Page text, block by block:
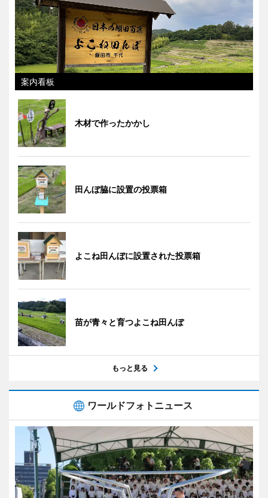
案内看板
木材で作ったかかし
田んぼ脇に設置の投票箱
よこね田んぼに設置された投票箱
苗が青々と育つよこね田んぼ
もっと見る
ワールドフォトニュース